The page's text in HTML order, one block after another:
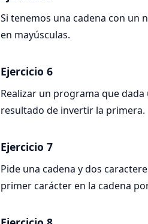
Si tenemos una cadena con un
en mayúsculas.
Ejercicio 6
Realizar un programa que
resultado de invertir la primera.
Ejercicio 7
Pide una cadena y dos
primer carácter en la cadena